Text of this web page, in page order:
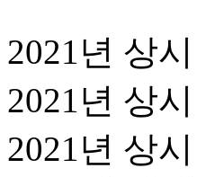
2021년 상
2021년 상
2021년 상